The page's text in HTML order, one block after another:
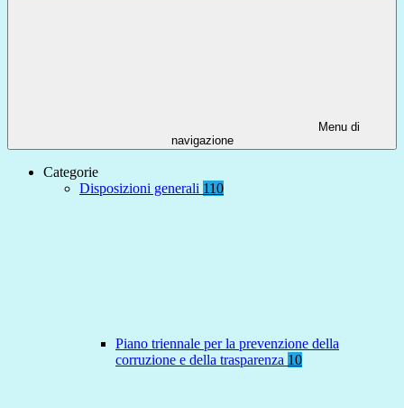
Menu di
navigazione
Categorie
Disposizioni generali 110
Piano triennale per la prevenzione della
corruzione e della trasparenza 10